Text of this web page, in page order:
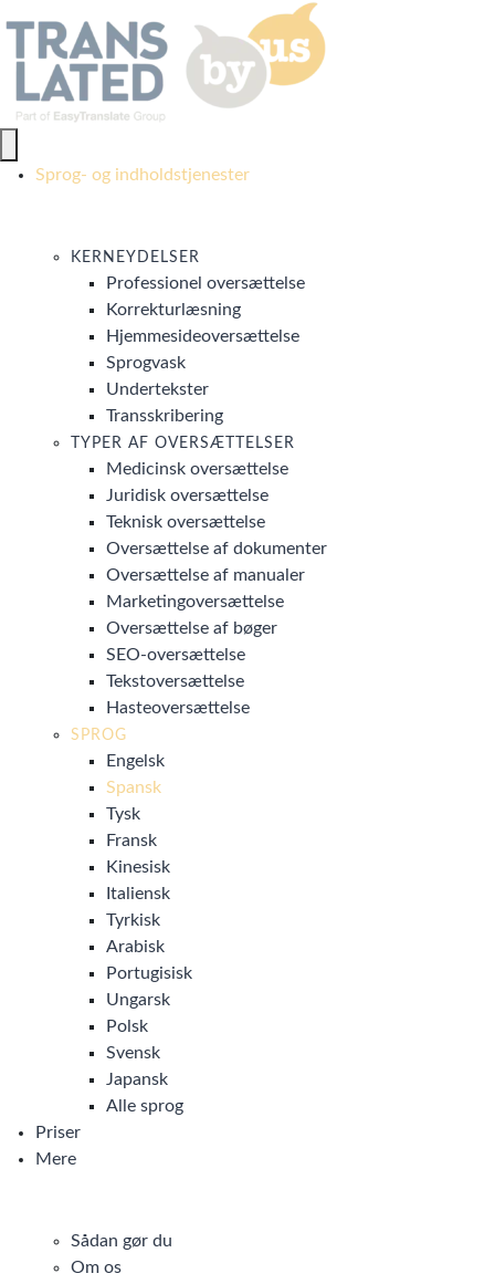
Sprog- og indholdstjenester
KERNEYDELSER
Professionel oversættelse
Korrekturlæsning
Hjemmesideoversættelse
Sprogvask
Undertekster
Transskribering
TYPER AF OVERSÆTTELSER
Medicinsk oversættelse
Juridisk oversættelse
Teknisk oversættelse
Oversættelse af dokumenter
Oversættelse af manualer
Marketingoversættelse
Oversættelse af bøger
SEO-oversættelse
Tekstoversættelse
Hasteoversættelse
SPROG
Engelsk
Spansk
Tysk
Fransk
Kinesisk
Italiensk
Tyrkisk
Arabisk
Portugisisk
Ungarsk
Polsk
Svensk
Japansk
Alle sprog
Priser
Mere
Sådan gør du
Om os